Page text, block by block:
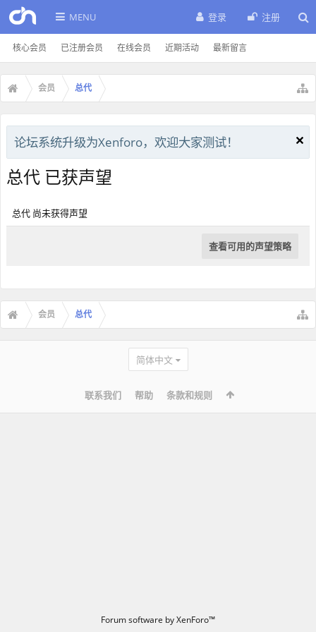
MENU
核心会员 已注册会员 在线会员 近期活动 最新留言
登录 注册
会员 总代
论坛系统升级为Xenforo，欢迎大家测试！
总代 已获声望
总代 尚未获得声望
查看可用的声望策略
会员 总代
简体中文
联系我们 帮助 条款和规则
Forum software by XenForo™